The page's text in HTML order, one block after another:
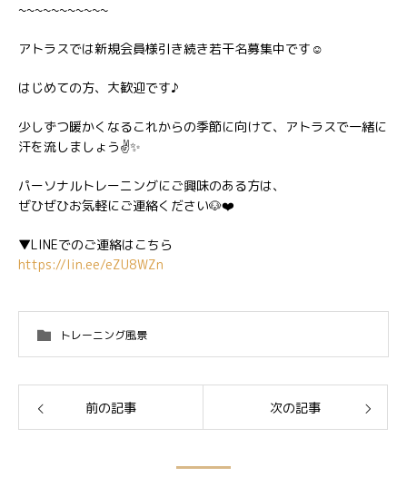
~~~~~~~~~~~
アトラスでは新規会員様引き続き若干名募集中です☺️
はじめての方、大歓迎です♪
少しずつ暖かくなるこれからの季節に向けて、アトラスで一緒に
汗を流しましょう✌️✨
パーソナルトレーニングにご興味のある方は、
ぜひぜひお気軽にご連絡ください🐶❤️
▼LINEでのご連絡はこちら
https://lin.ee/eZU8WZn
トレーニング風景
前の記事 次の記事